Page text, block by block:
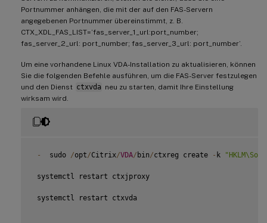
Portnummer anhängen, die mit der auf den FAS-Servern
angegebenen Portnummer übereinstimmt, z. B.
CTX_XDL_FAS_LIST=’fas_server_1_url:port_number;
fas_server_2_url: port_number; fas_server_3_url: port_number’.
Um eine vorhandene Linux VDA-Installation zu aktualisieren, können
Sie die folgenden Befehle ausführen, um die FAS-Server festzulegen
und den Dienst ctxvda neu zu starten, damit Ihre Einstellung
wirksam wird.
-
  sudo
/opt/Citrix/VDA/ bin/ctxreg create - k
systemctl restart ctxjproxy
systemctl restart ctxvda